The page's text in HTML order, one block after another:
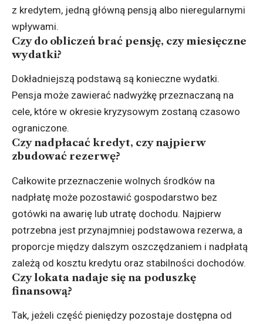
z kredytem, jedną główną pensją albo nieregularnymi
wpływami.
Czy do obliczeń brać pensję, czy miesięczne
wydatki?
Dokładniejszą podstawą są konieczne wydatki.
Pensja może zawierać nadwyżkę przeznaczaną na
cele, które w okresie kryzysowym zostaną czasowo
ograniczone.
Czy nadpłacać kredyt, czy najpierw
zbudować rezerwę?
Całkowite przeznaczenie wolnych środków na
nadpłatę może pozostawić gospodarstwo bez
gotówki na awarię lub utratę dochodu. Najpierw
potrzebna jest przynajmniej podstawowa rezerwa, a
proporcje między dalszym oszczędzaniem i nadpłatą
zależą od kosztu kredytu oraz stabilności dochodów.
Czy lokata nadaje się na poduszkę
finansową?
Tak, jeżeli część pieniędzy pozostaje dostępna od